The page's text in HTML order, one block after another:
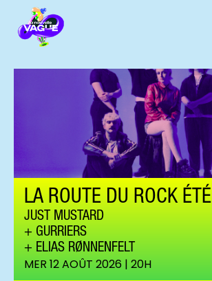
LA ROUTE DU ROCK ÉTÉ
JUST MUSTARD
GURRIERS
ELIAS RØNNENFELT
MER 12 AOÛT 2026 | 20H